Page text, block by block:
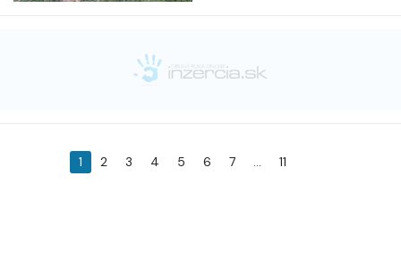
1 2 3 4 5 6 7 ... 11